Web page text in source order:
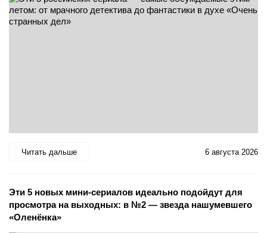
Читать дальше 6 августа 2026
Эти 5 новых мини-сериалов идеально подойдут для
просмотра на выходных: в №2 — звезда нашумевшего
«Оленёнка»